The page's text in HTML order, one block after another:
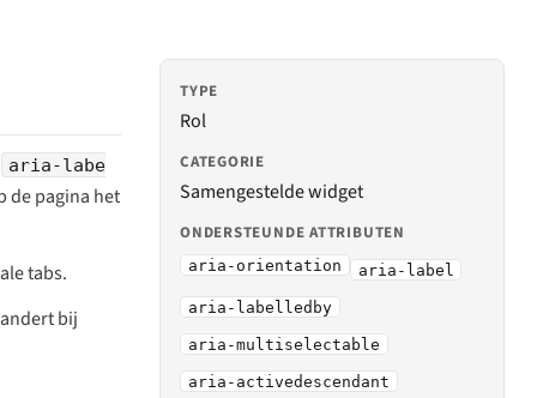
aria-labe
de pagina het
tabs.
bij
TYPE
Rol
CATEGORIE
Samengestelde widget
ONDERSTEUNDE ATTRIBUTEN
aria-orientation aria-label
aria-labelledby
aria-multiselectable
aria-activedescendant